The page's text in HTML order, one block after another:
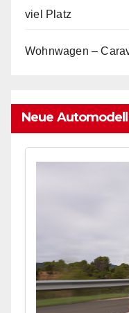
viel Platz
Wohnwagen –
Neue